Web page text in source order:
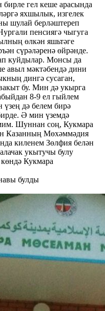
гел кеше арасында
яхшылык, изгелек
шулай берләштереп
пенсиягә чыгуга
өлкән яшьтәге
сүрәләренә өйрәнде.
куйдылар. Монсы да
авыл мәктәбендә дини
дингә сусаган,
бу. Мин дә укырга
8-9 ел гыйлем
үзең дә белем бирә
Ә мин үземдә
Шуннан соң, Кукмара
Казанның Мөхәммәдия
киленем Зөлфия белән
укытучы булу
Кукмара
булды